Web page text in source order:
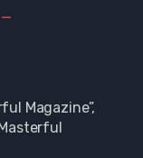
Magazine”,